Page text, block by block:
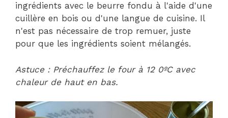
ingrédients avec le beurre fondu à l'aide d'une
cuillère en bois ou d'une langue de cuisine. Il
n'est pas nécessaire de trop remuer, juste
pour que les ingrédients soient mélangés.
Astuce : Préchauffez le four à 12 0ºC avec
chaleur de haut en bas.